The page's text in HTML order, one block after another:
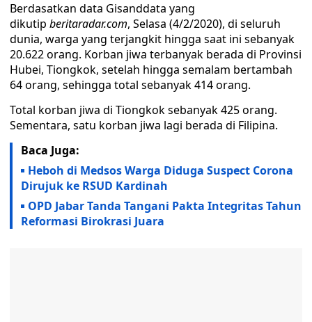
Berdasatkan data Gisanddata yang
dikutip beritaradar.com, Selasa (4/2/2020), di seluruh
dunia, warga yang terjangkit hingga saat ini sebanyak
20.622 orang. Korban jiwa terbanyak berada di Provinsi
Hubei, Tiongkok, setelah hingga semalam bertambah
64 orang, sehingga total sebanyak 414 orang.
Total korban jiwa di Tiongkok sebanyak 425 orang.
Sementara, satu korban jiwa lagi berada di Filipina.
Baca Juga:
Heboh di Medsos Warga Diduga Suspect Corona
Dirujuk ke RSUD Kardinah
OPD Jabar Tanda Tangani Pakta Integritas Tahun
Reformasi Birokrasi Juara